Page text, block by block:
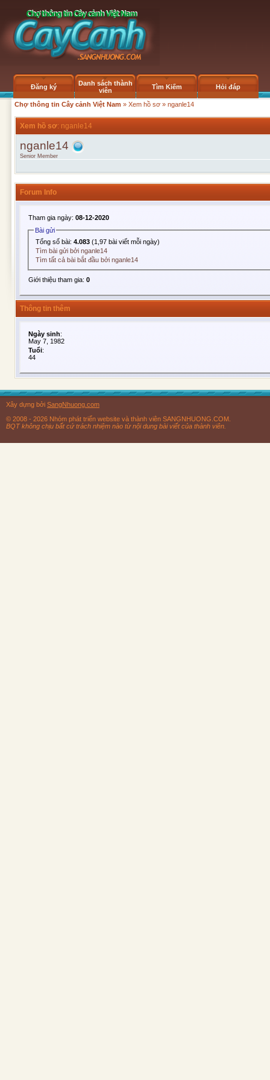
Đăng ký
Danh sách thành
viên
Tìm Kiếm Hỏi đáp
Chợ thông tin Cây cảnh Việt Nam » Xem hồ sơ » nganle14
Xem hồ sơ: nganle14
nganle14
Senior Member
Forum Info
Tham gia ngày: 08-12-2020
Bài gửi
Tổng số bài:4.083 (1,97 bài viết mỗi ngày)
Tìm bài gửi bởi nganle14
Tìm tất cả bài bắt đầu bởi nganle14
Giới thiệu tham gia: 0
Thông tin thêm
Ngày sinh:
May 7, 1982
Tuổi:
44
Xây dựng bởi SangNhuong.com
© 2008 - 2026 Nhóm phát triển website và thành viên SANGNHUONG.COM.
BQT không chịu bất cứ trách nhiệm nào từ nội dung bài viết của thành viên.